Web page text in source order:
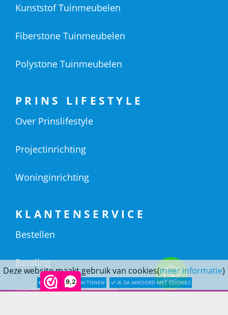
9,2
Deze website maakt gebruik van cookies(meer informatie)
LATER OPNIEUW TONEN IK GA AKKOORD MET COOKIES
Kunststof Tuinmeubelen
Fiberstone Tuinmeubelen
Polystone Tuinmeubelen
PRINS LIFESTYLE
Over Prinslifestyle
Projectinrichting
Woninginrichting
KLANTENSERVICE
Bestellen
Betaling
Verzending & bezorging